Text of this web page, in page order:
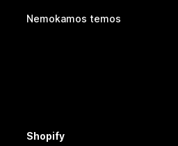
Nemokamos temos
Shopify